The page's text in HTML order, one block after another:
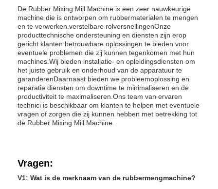
De Rubber Mixing Mill Machine is een zeer nauwkeurige
machine die is ontworpen om rubbermaterialen te mengen
en te verwerken.verstelbare rolversnellingenOnze
producttechnische ondersteuning en diensten zijn erop
gericht klanten betrouwbare oplossingen te bieden voor
eventuele problemen die zij kunnen tegenkomen met hun
machines.Wij bieden installatie- en opleidingsdiensten om
het juiste gebruik en onderhoud van de apparatuur te
garanderenDaarnaast bieden we probleemoplossing en
reparatie diensten om downtime te minimaliseren en de
productiviteit te maximaliseren.Ons team van ervaren
technici is beschikbaar om klanten te helpen met eventuele
vragen of zorgen die zij kunnen hebben met betrekking tot
de Rubber Mixing Mill Machine.
Vragen:
V1: Wat is de merknaam van de rubbermengmachine?